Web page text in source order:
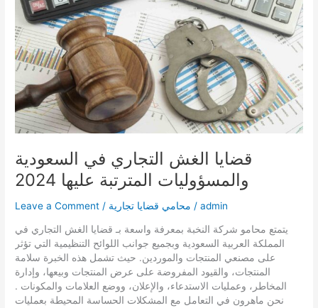
في
نجران
قضايا الغش التجاري في السعودية
والمسؤوليات المترتبة عليها 2024
Leave a Comment / محامي قضايا تجارية /admin
يتمتع محامو شركة النخبة بمعرفة واسعة بـ قضايا الغش التجاري في
المملكة العربية السعودية وبجميع جوانب اللوائح التنظيمية التي تؤثر
على مصنعي المنتجات والموردين. حيث تشمل هذه الخبرة سلامة
المنتجات، والقيود المفروضة على عرض المنتجات وبيعها، وإدارة
المخاطر، وعمليات الاستدعاء، والإعلان، ووضع العلامات والمكونات .
نحن ماهرون في التعامل مع المشكلات الحساسة المحيطة بعمليات